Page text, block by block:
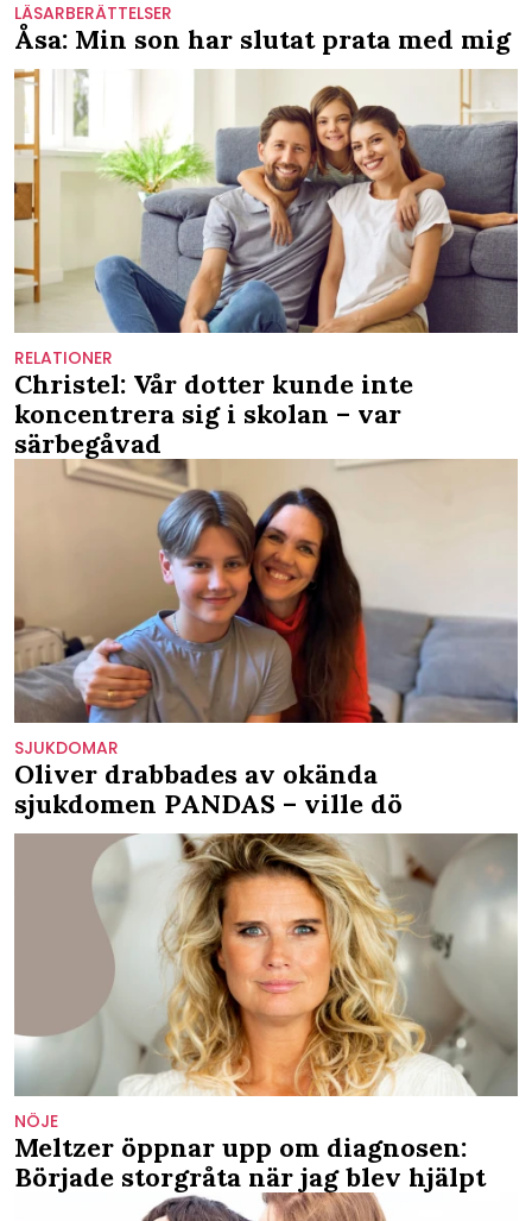
LÄSARBERÄTTELSER
Åsa: Min son har slutat prata med mig
RELATIONER
Christel: Vår dotter kunde inte
koncentrera sig i skolan – var
särbegåvad
SJUKDOMAR
Oliver drabbades av okända
sjukdomen PANDAS – ville dö
NÖJE
Meltzer öppnar upp om diagnosen:
Började storgråta när jag blev hjälpt